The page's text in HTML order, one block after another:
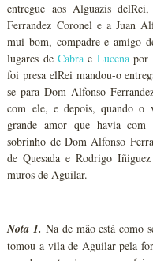
entregue aos Alguazis
Ferrandez Coronel e a Juan
mui bom, compadre e amigo
lugares de Cabrae Lucenapor
foi presa elRei mandou-o
se para Dom Alfonso
com ele, e depois, quando o
grande amor que havia
sobrinho de Dom Alfonso
de Quesada e Rodrigo
muros de Aguilar.
Nota 1. Na de mão está como
tomou a vila de Aguilar pela